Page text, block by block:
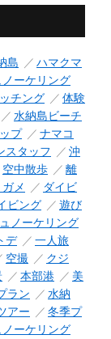
島
ハマクマ
ノーケリング
チング
体験
水納島ビーチ
プ
ナマコ
スタッフ
沖
空中散歩
離
メ
ダイビ
ビング
遊び
ノーケリング
デ
一人旅
空撮
クジ
本部港
美
ラン
水納
アー
冬季プ
ーケリング